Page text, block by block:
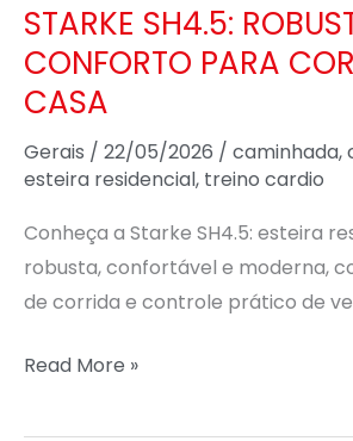
STARKE SH4.5:
CONFORTO PARA
CASA
Gerais / 22/05/2026 / caminhada,
esteira residencial, treino cardio
Conheça a Starke SH4.5: esteira
robusta, confortável e moderna,
de corrida e controle prático de
Read More »